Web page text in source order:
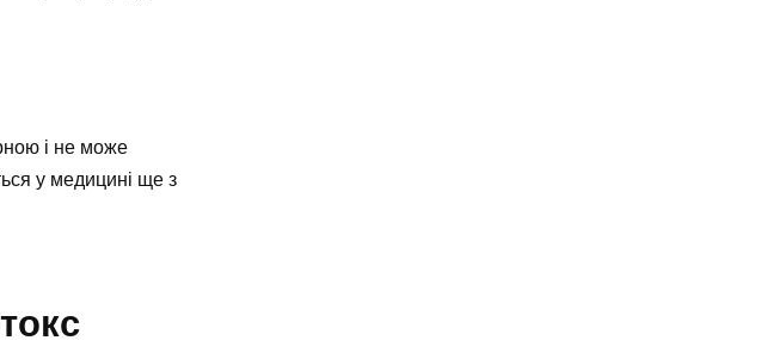
і не може
у медицині ще з